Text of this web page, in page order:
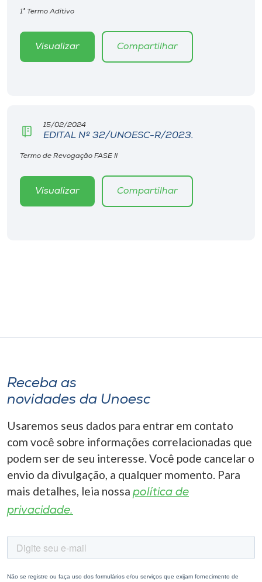
1° Termo Aditivo
Visualizar Compartilhar
15/02/2024
EDITAL Nº 32/UNOESC-R/2023.
Termo de Revogação FASE II
Visualizar Compartilhar
Receba as
novidades da Unoesc
Usaremos seus dados para entrar em contato
com você sobre informações correlacionadas que
podem ser de seu interesse. Você pode cancelar o
envio da divulgação, a qualquer momento. Para
mais detalhes, leia nossa política de
privacidade.